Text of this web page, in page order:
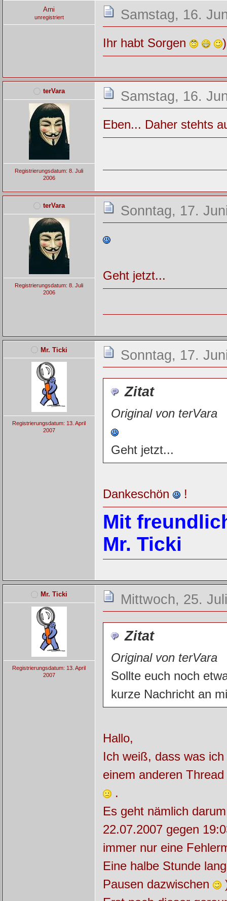
Arni
unregistriert Samstag, 16.
Ihr habt Sorgen
terVara
Registrierungsdatum: 8. Juli
2006
Samstag, 16.
Eben... Daher stehts
terVara
Registrierungsdatum: 8. Juli
2006
Sonntag, 17.
Geht jetzt...
Mr. Ticki
Registrierungsdatum: 13. April
2007
Sonntag, 17.
Zitat
Original von terVara
Geht jetzt...
Dankeschön !
Mit
Mr. Ticki
Mr. Ticki
Registrierungsdatum: 13. April
2007
Mittwoch, 25.
Zitat
Original von terVara
Sollte euch noch
kurze Nachricht an
Hallo,
Ich weiß, dass was
einem anderen
.
Es geht nämlich
22.07.2007 gegen
immer nur eine
Eine halbe Stunde
Pausen dazwischen